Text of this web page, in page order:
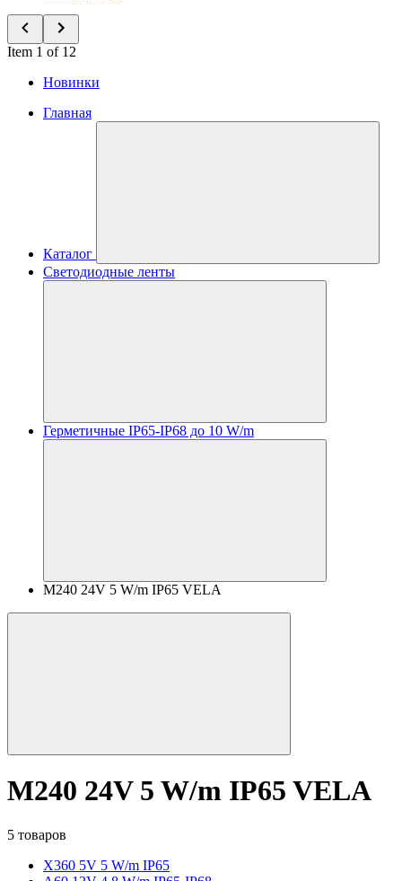
Item 1 of 12
Новинки
Главная
Каталог
Светодиодные ленты
Герметичные IP65-IP68 до 10 W/m
M240 24V 5 W/m IP65 VELA
M240 24V 5 W/m IP65 VELA
5 товаров
X360 5V 5 W/m IP65